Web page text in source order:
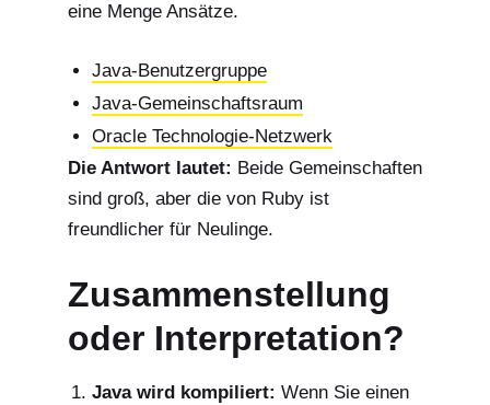
eine Menge Ansätze.
Java-Benutzergruppe
Java-Gemeinschaftsraum
Oracle Technologie-Netzwerk
Die Antwort lautet: Beide Gemeinschaften
sind groß, aber die von Ruby ist
freundlicher für Neulinge.
Zusammenstellung
oder Interpretation?
Java wird kompiliert: Wenn Sie einen